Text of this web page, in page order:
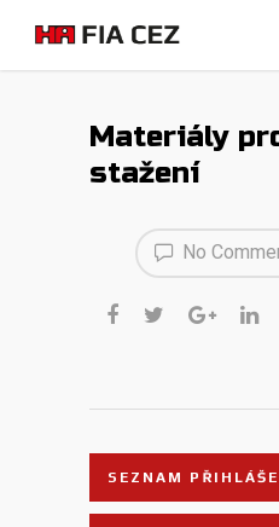
Materiály
stažení
No
SEZNAM